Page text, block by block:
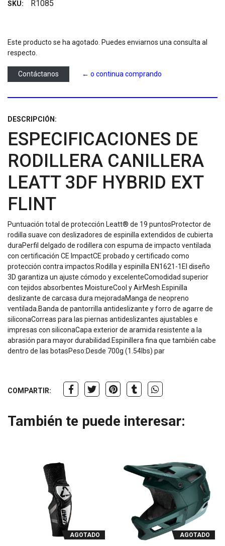
SKU: R1085
Este producto se ha agotado. Puedes enviarnos una consulta al
respecto.
Contáctanos ← o continua comprando
DESCRIPCIÓN:
ESPECIFICACIONES DE
RODILLERA CANILLERA
LEATT 3DF HYBRID EXT
FLINT
Puntuación total de protección Leatt® de 19 puntosProtector de
rodilla suave con deslizadores de espinilla extendidos de cubierta
duraPerfil delgado de rodillera con espuma de impacto ventilada
con certificación CE ImpactCE probado y certificado como
protección contra impactos:Rodilla y espinilla EN1621-1El diseño
3D garantiza un ajuste cómodo y excelenteComodidad superior
con tejidos absorbentes MoistureCool y AirMesh.Espinilla
deslizante de carcasa dura mejoradaManga de neopreno
ventilada.Banda de pantorrilla antideslizante y forro de agarre de
siliconaCorreas para las piernas antideslizantes ajustables e
impresas con siliconaCapa exterior de aramida resistente a la
abrasión para mayor durabilidad.Espinillera fina que también cabe
dentro de las botasPeso:Desde 700g (1.54lbs) par
COMPARTIR:
También te puede interesar:
AGOTADO AGOTADO